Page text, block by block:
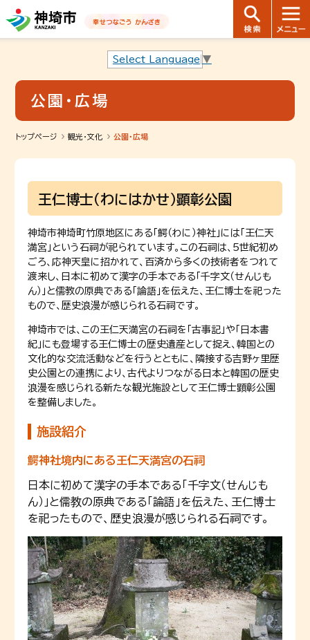
音声読み上げ用ナビゲーションです。
本文へ移動します
ページ最後（フッター）へ移動します
音声読み上げ用ナビゲーションはここまでです。
Select Language ▼
公園・広場
トップページ 観光・文化 公園・広場
王仁博士（わにはかせ）顕彰公園
神埼市神埼町竹原地区にある「鰐（わに）神社」には「王仁天
満宮」という石祠が祀られています。この石祠は、5世紀初め
ごろ、応神天皇に招かれて、百済から多くの技術者をつれて
渡来し、日本に初めて漢字の手本である「千字文（せんじも
ん）」と儒教の原典である「論語」を伝えた、王仁博士を祀った
もので、歴史浪漫が感じられる石祠です。
神埼市では、この王仁天満宮の石祠を「古事記」や「日本書
紀」にも登場する王仁博士の歴史遺産として捉え、韓国との
文化的な交流活動などを行うとともに、隣接する吉野ヶ里歴
史公園との連携により、古代よりつながる日本と韓国の歴史
浪漫を感じられる新たな観光施設として王仁博士顕彰公園
を整備しました。
施設紹介
鰐神社境内にある王仁天満宮の石祠
日本に初めて漢字の手本である「千字文（せんじも
ん）」と儒教の原典である「論語」を伝えた、王仁博士
を祀ったもので、歴史浪漫が感じられる石祠です。